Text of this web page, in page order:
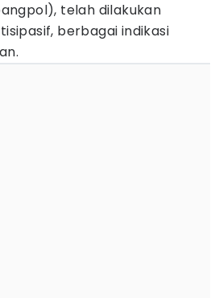
telah dilakukan
berbagai indikasi